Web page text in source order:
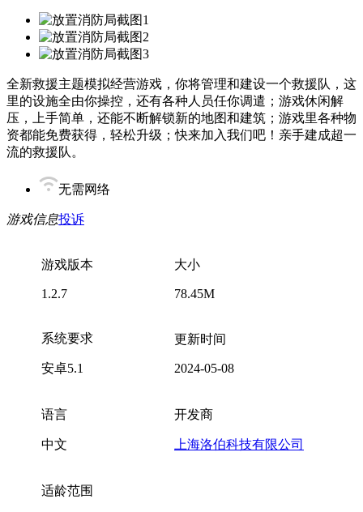
全新救援主题模拟经营游戏，你将管理和建设一个救援队，这
里的设施全由你操控，还有各种人员任你调遣；游戏休闲解
压，上手简单，还能不断解锁新的地图和建筑；游戏里各种物
资都能免费获得，轻松升级；快来加入我们吧！亲手建成超一
流的救援队。
无需网络
游戏信息投诉
游戏版本
1.2.7
大小
78.45M
系统要求
安卓5.1
更新时间
2024-05-08
语言
中文
开发商
上海洛伯科技有限公司
适龄范围